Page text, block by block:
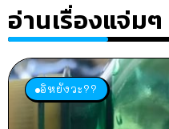
อ่านเรื่องแจ่ม
อิหยังวะ??